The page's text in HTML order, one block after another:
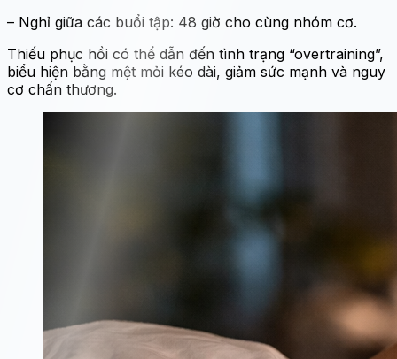
– Nghỉ giữa các buổi tập: 48 giờ cho cùng nhóm cơ.
Thiếu phục hồi có thể dẫn đến tình trạng “overtraining”,
biểu hiện bằng mệt mỏi kéo dài, giảm sức mạnh và nguy
cơ chấn thương.